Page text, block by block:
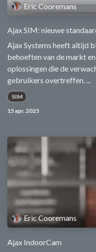
Eric Cooremans
Ajax SIM: nieuwe
Ajax Systems heeft altijd
behoeften van de markt
oplossingen die de
gebruikers overtreffen. ...
SIM
15 apr. 2025
Eric Cooremans
Ajax IndoorCam